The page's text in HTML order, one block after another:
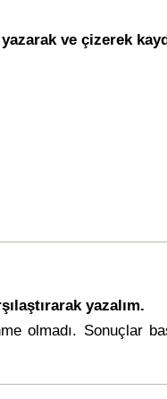
ve çizerek
yazalım.
olmadı. Sonuçlar